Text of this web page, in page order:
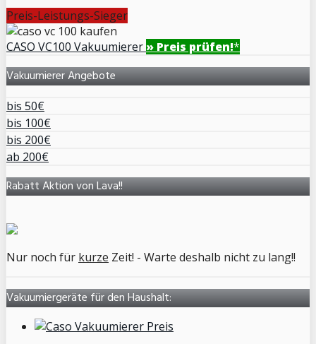
Preis-Leistungs-Sieger
CASO VC100 Vakuumierer » Preis prüfen!*
Vakuumierer Angebote
bis 50€
bis 100€
bis 200€
ab 200€
Rabatt Aktion von Lava!!
Nur noch für kurze Zeit! - Warte deshalb nicht zu lang!!
Vakuumiergeräte für den Haushalt: